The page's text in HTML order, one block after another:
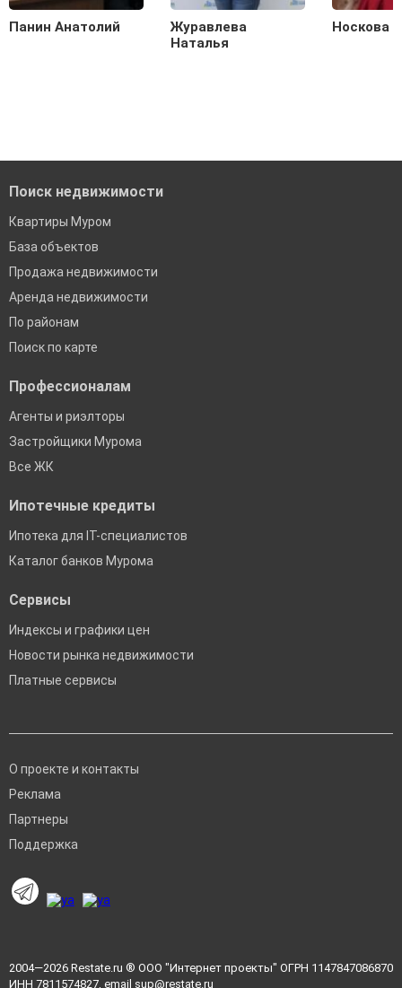
Панин Анатолий
Журавлева
Наталья
Носкова
Поиск недвижимости
Квартиры Муром
База объектов
Продажа недвижимости
Аренда недвижимости
По районам
Поиск по карте
Профессионалам
Агенты и риэлторы
Застройщики Мурома
Все ЖК
Ипотечные кредиты
Ипотека для IT-специалистов
Каталог банков Мурома
Сервисы
Индексы и графики цен
Новости рынка недвижимости
Платные сервисы
О проекте и контакты
Реклама
Партнеры
Поддержка
2004—2026 Restate.ru ® ООО "Интернет проекты" ОГРН 1147847086870
ИНН 7811574827, email sup@restate.ru